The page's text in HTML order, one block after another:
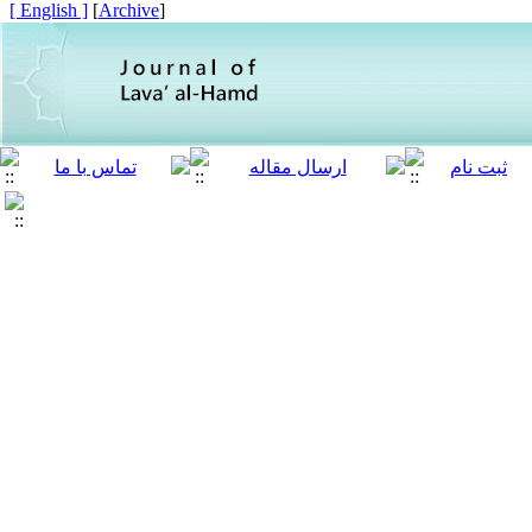
[
Archive
]
[ English ]